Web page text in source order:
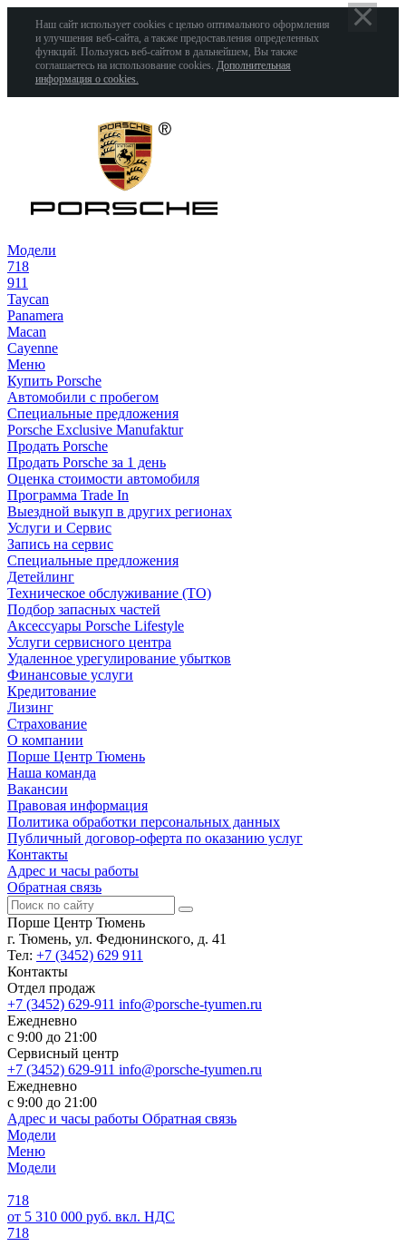
Наш сайт использует cookies с целью оптимального оформления
и улучшения веб-сайта, а также предоставления определенных
функций. Пользуясь веб-сайтом в дальнейшем, Вы также
соглашаетесь на использование cookies. Дополнительная
информация о cookies.
Модели
718
911
Taycan
Panamera
Macan
Cayenne
Меню
Купить Porsche
Автомобили с пробегом
Специальные предложения
Porsche Exclusive Manufaktur
Продать Porsche
Продать Porsche за 1 день
Оценка стоимости автомобиля
Программа Trade In
Выездной выкуп в других регионах
Услуги и Сервис
Запись на сервис
Специальные предложения
Детейлинг
Техническое обслуживание (ТО)
Подбор запасных частей
Аксессуары Porsche Lifestyle
Услуги сервисного центра
Удаленное урегулирование убытков
Финансовые услуги
Кредитование
Лизинг
Страхование
О компании
Порше Центр Тюмень
Наша команда
Вакансии
Правовая информация
Политика обработки персональных данных
Публичный договор-оферта по оказанию услуг
Контакты
Адрес и часы работы
Обратная связь
Порше Центр Тюмень
г. Тюмень, ул. Федюнинского, д. 41
Тел: +7 (3452) 629 911
Контакты
Отдел продаж
+7 (3452) 629-911 info@porsche-tyumen.ru
Ежедневно
с 9:00 до 21:00
Сервисный центр
+7 (3452) 629-911 info@porsche-tyumen.ru
Ежедневно
с 9:00 до 21:00
Адрес и часы работы Обратная связь
Модели
Меню
Модели
718
от 5 310 000 руб. вкл. НДС
718